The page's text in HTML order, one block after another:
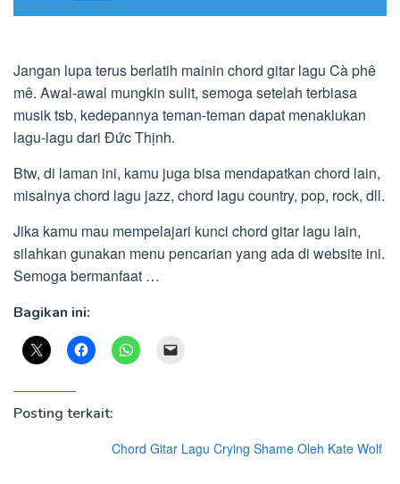
Jangan lupa terus berlatih mainin chord gitar lagu Cà phê
mê. Awal-awal mungkin sulit, semoga setelah terbiasa
musik tsb, kedepannya teman-teman dapat menaklukan
lagu-lagu dari Đức Thịnh.
Btw, di laman ini, kamu juga bisa mendapatkan chord lain,
misalnya chord lagu jazz, chord lagu country, pop, rock, dll.
Jika kamu mau mempelajari kunci chord gitar lagu lain,
silahkan gunakan menu pencarian yang ada di website ini.
Semoga bermanfaat …
Bagikan ini:
Posting terkait:
Chord Gitar Lagu Crying Shame Oleh Kate Wolf